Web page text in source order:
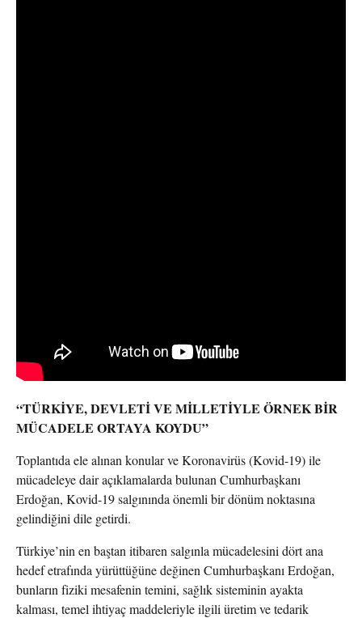
“TÜRKİYE, DEVLETİ VE MİLLETİYLE ÖRNEK BİR
MÜCADELE ORTAYA KOYDU”
Toplantıda ele alınan konular ve Koronavirüs (Kovid-19) ile
mücadeleye dair açıklamalarda bulunan Cumhurbaşkanı
Erdoğan, Kovid-19 salgınında önemli bir dönüm noktasına
gelindiğini dile getirdi.
Türkiye’nin en baştan itibaren salgınla mücadelesini dört ana
hedef etrafında yürüttüğüne değinen Cumhurbaşkanı Erdoğan,
bunların fiziki mesafenin temini, sağlık sisteminin ayakta
kalması, temel ihtiyaç maddeleriyle ilgili üretim ve tedarik